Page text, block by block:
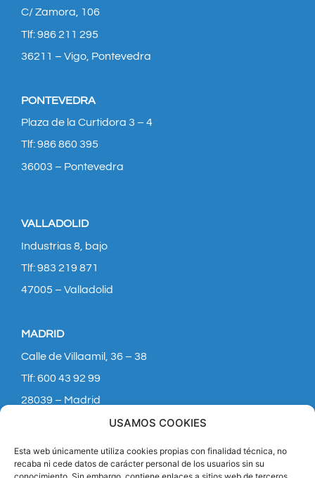
USAMOS COOKIES
Esta web únicamente utiliza cookies propias con finalidad técnica, no
recaba ni cede datos de carácter personal de los usuarios sin su
C/ Zamora, 106
Tlf: 986 211 295
36211 – Vigo, Pontevedra
PONTEVEDRA
Plaza de la Curtidora 3 – 4
Tlf: 986 860 395
36003 – Pontevedra
VALLADOLID
Industrias 8, bajo
Tlf: 983 219 871
47005 – Valladolid
MADRID
Calle de Villaamil, 36 – 38
Tlf: 600 43 92 99
28039 – Madrid
Quiero ser funcionari@